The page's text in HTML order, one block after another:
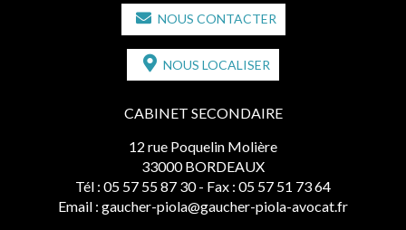
NOUS CONTACTER
NOUS LOCALISER
CABINET SECONDAIRE
12 rue Poquelin Molière
33000 BORDEAUX
Tél : 05 57 55 87 30 - Fax : 05 57 51 73 64
Email : gaucher-piola@gaucher-piola-avocat.fr